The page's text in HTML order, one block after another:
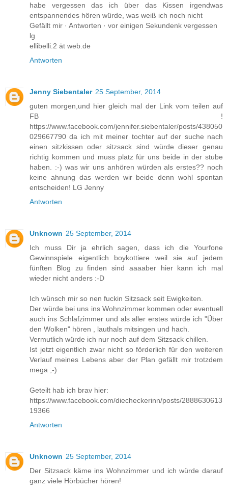
habe vergessen das ich über das Kissen irgendwas
entspannendes hören würde, was weiß ich noch nicht
Gefällt mir · Antworten · vor einigen Sekundenk vergessen
lg
ellibelli.2 ät web.de
Antworten
Jenny Siebentaler 25 September, 2014
guten morgen,und hier gleich mal der Link vom teilen auf
FB !
https://www.facebook.com/jennifer.siebentaler/posts/438050
029667790 da ich mit meiner tochter auf der suche nach
einen sitzkissen oder sitzsack sind würde dieser genau
richtig kommen und muss platz für uns beide in der stube
haben. :-) was wir uns anhören würden als erstes?? noch
keine ahnung das werden wir beide denn wohl spontan
entscheiden! LG Jenny
Antworten
Unknown 25 September, 2014
Ich muss Dir ja ehrlich sagen, dass ich die Yourfone
Gewinnspiele eigentlich boykottiere weil sie auf jedem
fünften Blog zu finden sind aaaaber hier kann ich mal
wieder nicht anders :-D
Ich wünsch mir so nen fuckin Sitzsack seit Ewigkeiten.
Der würde bei uns ins Wohnzimmer kommen oder eventuell
auch ins Schlafzimmer und als aller erstes würde ich "Über
den Wolken" hören , lauthals mitsingen und hach.
Vermutlich würde ich nur noch auf dem Sitzsack chillen.
Ist jetzt eigentlich zwar nicht so förderlich für den weiteren
Verlauf meines Lebens aber der Plan gefällt mir trotzdem
mega ;-)
Geteilt hab ich brav hier:
https://www.facebook.com/diecheckerinn/posts/2888630613
19366
Antworten
Unknown 25 September, 2014
Der Sitzsack käme ins Wohnzimmer und ich würde darauf
ganz viele Hörbücher hören!